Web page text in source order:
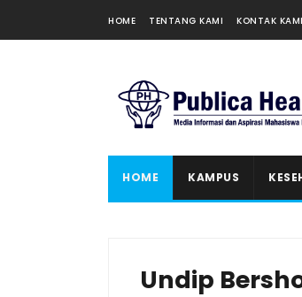
HOME TENTANG KAMI KONTAK KAMI
HOME KAMPUS
Undip